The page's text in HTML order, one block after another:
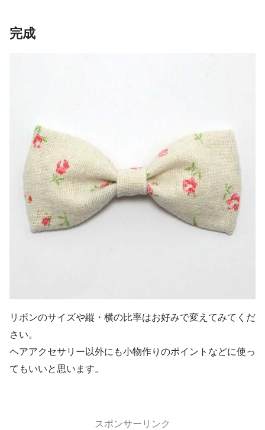
完成
リボンのサイズや縦・横の比率はお好みで変えてみてくだ
さい。
ヘアアクセサリー以外にも小物作りのポイントなどに使っ
てもいいと思います。
スポンサーリンク